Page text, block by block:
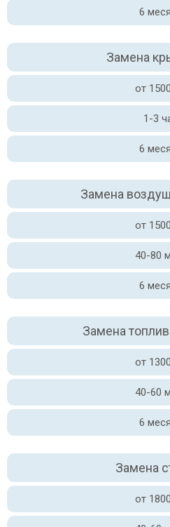
6
Замена
от
1-3
6
Замена
от
40-80
6
Замена
от
40-60
6
Замена
от